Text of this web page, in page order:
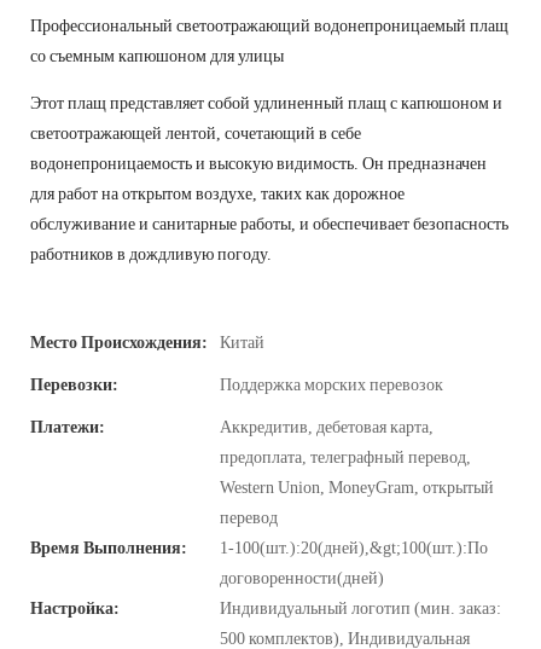
Профессиональный светоотражающий водонепроницаемый плащ
со съемным капюшоном для улицы
Этот плащ представляет собой удлиненный плащ с капюшоном и
светоотражающей лентой, сочетающий в себе
водонепроницаемость и высокую видимость. Он предназначен
для работ на открытом воздухе, таких как дорожное
обслуживание и санитарные работы, и обеспечивает безопасность
работников в дождливую погоду.
Место Происхождения: Китай
Перевозки: Поддержка морских перевозок
Платежи:
Аккредитив, дебетовая карта,
предоплата, телеграфный перевод,
Western Union, MoneyGram, открытый
перевод
Время Выполнения:
1-100(шт.):20(дней),&gt;100(шт.):По
договоренности(дней)
Настройка:
Индивидуальный логотип (мин. заказ:
500 комплектов), Индивидуальная